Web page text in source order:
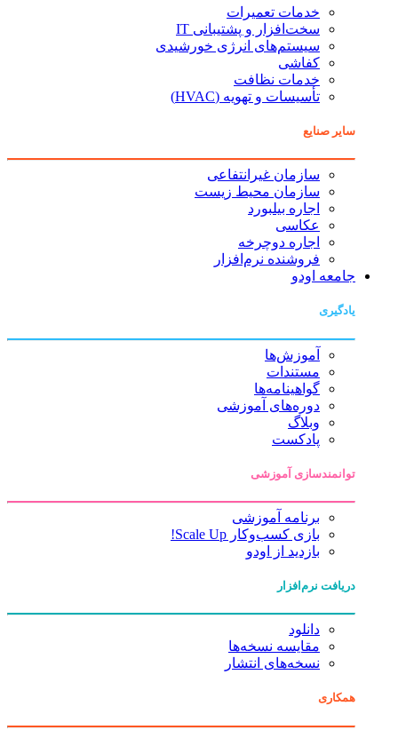
خدمات تعمیرات
سخت‌افزار و پشتیبانی IT
سیستم‌های انرژی خورشیدی
کفاشی
خدمات نظافت
تأسیسات و تهویه (HVAC)
سایر صنایع
سازمان غیرانتفاعی
سازمان محیط زیست
اجاره بیلبورد
عکاسی
اجاره دوچرخه
فروشنده نرم‌افزار
جامعه اودو
یادگیری
آموزش‌ها
مستندات
گواهینامه‌ها
دوره‌های آموزشی
وبلاگ
پادکست
توانمندسازی آموزشی
برنامه آموزشی
بازی کسب‌وکار Scale Up!
بازدید از اودو
دریافت نرم‌افزار
دانلود
مقایسه نسخه‌ها
نسخه‌های انتشار
همکاری